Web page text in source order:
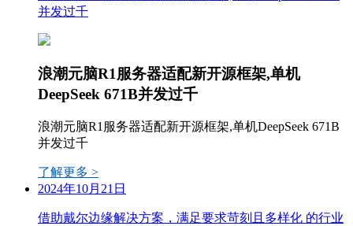
并发过千
浪潮元脑R1服务器适配新开源框架,单机
DeepSeek 671B并发过千
浪潮元脑R1服务器适配新开源框架,单机DeepSeek 671B
并发过千
了解更多 >
2024年10月21日
借助戴尔边缘解决方案，满足要求苛刻且多样化 的行业